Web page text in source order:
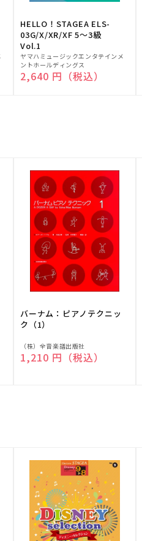
HELLO！STAGEA ELS-
03G/X/XR/XF 5～3級
Vol.1
販
売
元:
ヤマハミュージックエンタテインメ
ントホールディングス
通常価格
2,640 円（税込）
バーナム：ピアノテクニッ
ク（1）
販
売
（株）全音楽譜出版社
通常価格
1,210 円（税込）